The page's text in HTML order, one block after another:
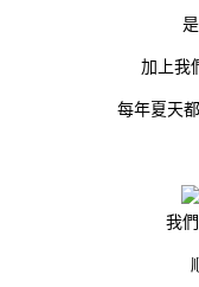
加上我
每年夏天
我